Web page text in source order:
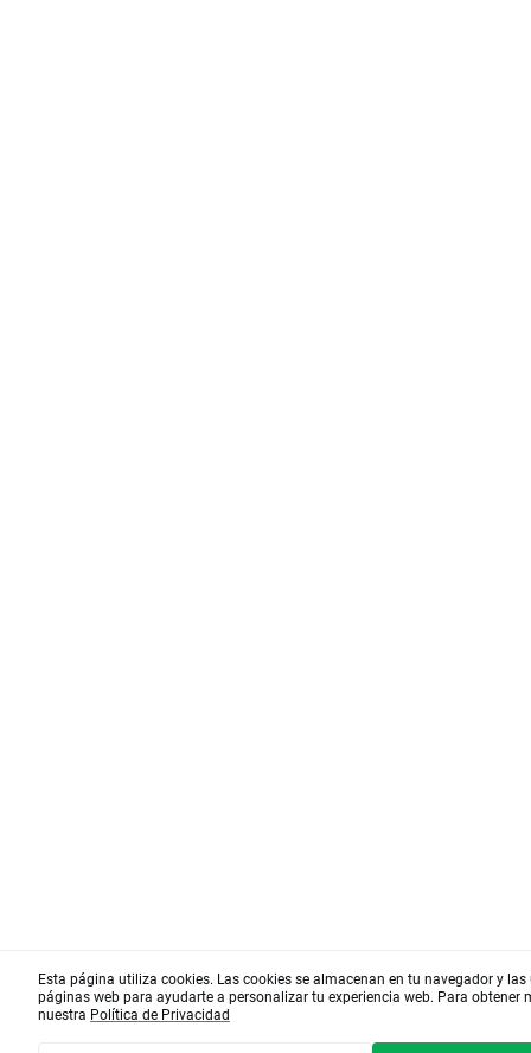
Esta página utiliza cookies. Las cookies se almacenan en tu navegador y
páginas web para ayudarte a personalizar tu experiencia web. Para obtener
nuestra Política de Privacidad